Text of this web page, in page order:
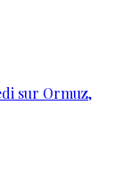
sur Ormuz,